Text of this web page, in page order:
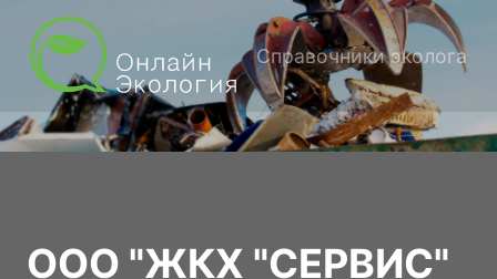
Справочники эколога
ООО "ЖКХ "СЕРВИС"